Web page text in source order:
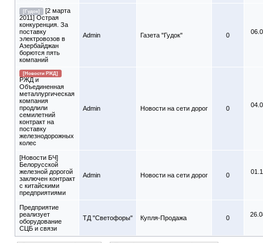
[Гудок]
[2 марта
2011] Острая
конкуренция. За
поставку
электровозов в
Азербайджан
борются пять
компаний
Admin Газета "Гудок" 0
[Новости РЖД]
РЖД и
Объединенная
металлургическая
компания
продлили
семилетний
контракт на
поставку
железнодорожных
колес
Admin Новости на сети дорог 0
[Новости БЧ]
Белорусской
железной дорогой
заключен контракт
с китайскими
предприятиями
Admin Новости на сети дорог 0
Предприятие
реализует
оборудование
СЦБ и связи
ТД "Светофоры" Купля-Продажа 0